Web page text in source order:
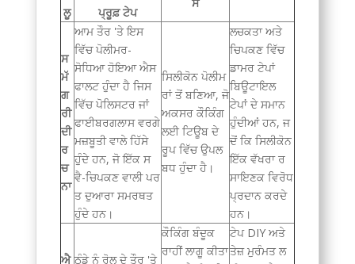
ਲੂ
ਪ੍ਰੂਫ਼ ਟੇਪ
ਸ
ਮੱ
ਗ
ਰੀ
ਦੀ
ਰ
ਚ
ਨਾ
ਆਮ ਤੌਰ 'ਤੇ ਇਸ
ਵਿੱਚ ਪੋਲੀਮਰ-
ਸੋਧਿਆ ਹੋਇਆ ਐਸ
ਫਾਲਟ ਹੁੰਦਾ ਹੈ ਜਿਸ
ਵਿੱਚ ਪੋਲਿਸਟਰ ਜਾਂ
ਫਾਈਬਰਗਲਾਸ ਵਰਗੇ
ਮਜ਼ਬੂਤੀ ਵਾਲੇ ਹਿੱਸੇ
ਹੁੰਦੇ ਹਨ, ਜੋ ਇੱਕ ਸ
ਵੈ-ਚਿਪਕਣ ਵਾਲੀ ਪਰ
ਤ ਦੁਆਰਾ ਸਮਰਥਤ
ਹੁੰਦੇ ਹਨ।
ਸਿਲੀਕੋਨ ਪੋਲੀਮ
ਰਾਂ ਤੋਂ ਬਣਿਆ, ਜੋ
ਅਕਸਰ ਕੌਕਿੰਗ
ਲਈ ਟਿਊਬ ਦੇ
ਰੂਪ ਵਿੱਚ ਉਪਲ
ਬਧ ਹੁੰਦਾ ਹੈ।
ਲਚਕਤਾ ਅਤੇ
ਚਿਪਕਣ ਵਿੱਚ
ਡਾਮਰ ਟੇਪਾਂ
ਬਿਊਟਾਇਲ
ਟੇਪਾਂ ਦੇ ਸਮਾਨ
ਹੁੰਦੀਆਂ ਹਨ, ਜ
ਦੋਂ ਕਿ ਸਿਲੀਕੋਨ
ਇੱਕ ਵੱਖਰਾ ਰ
ਸਾਇਣਕ ਵਿਰੋਧ
ਪ੍ਰਦਾਨ ਕਰਦੇ
ਹਨ।
ਐ ਠੰਡੇ ਨੂੰ ਰੋਲ ਦੇ ਤੌਰ 'ਤੇ
ਕੌਕਿੰਗ ਬੰਦੂਕ
ਰਾਹੀਂ ਲਾਗੂ ਕੀਤਾ
ਟੇਪ DIY ਅਤੇ
ਤੇਜ਼ ਮੁਰੰਮਤ ਲ